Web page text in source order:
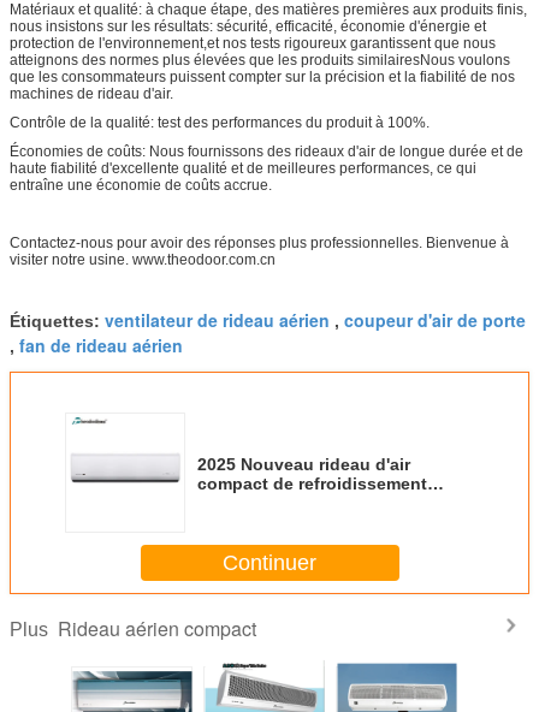
Matériaux et qualité: à chaque étape, des matières premières aux produits finis,
nous insistons sur les résultats: sécurité, efficacité, économie d'énergie et
protection de l'environnement,et nos tests rigoureux garantissent que nous
atteignons des normes plus élevées que les produits similairesNous voulons
que les consommateurs puissent compter sur la précision et la fiabilité de nos
machines de rideau d'air.
Contrôle de la qualité: test des performances du produit à 100%.
Économies de coûts: Nous fournissons des rideaux d'air de longue durée et de
haute fiabilité d'excellente qualité et de meilleures performances, ce qui
entraîne une économie de coûts accrue.
Contactez-nous pour avoir des réponses plus professionnelles. Bienvenue à
visiter notre usine. www.theodoor.com.cn
Étiquettes: ventilateur de rideau aérien , coupeur d'air de porte
, fan de rideau aérien
2025 Nouveau rideau d'air
compact de refroidissement
Continuer
Plus Rideau aérien compact